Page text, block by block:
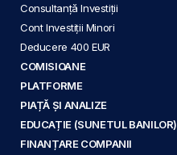
Consultanță Investiții
Cont Investiții Minori
Deducere 400 EUR
COMISIOANE
PLATFORME
PIAȚĂ ȘI ANALIZE
EDUCAȚIE (SUNETUL BANILOR)
FINANȚARE COMPANII